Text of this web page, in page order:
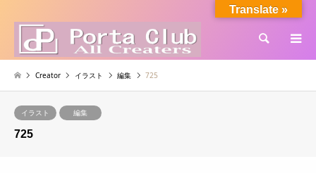
検索
Creator イラスト 編集 725
イラスト 編集
725
Translate »